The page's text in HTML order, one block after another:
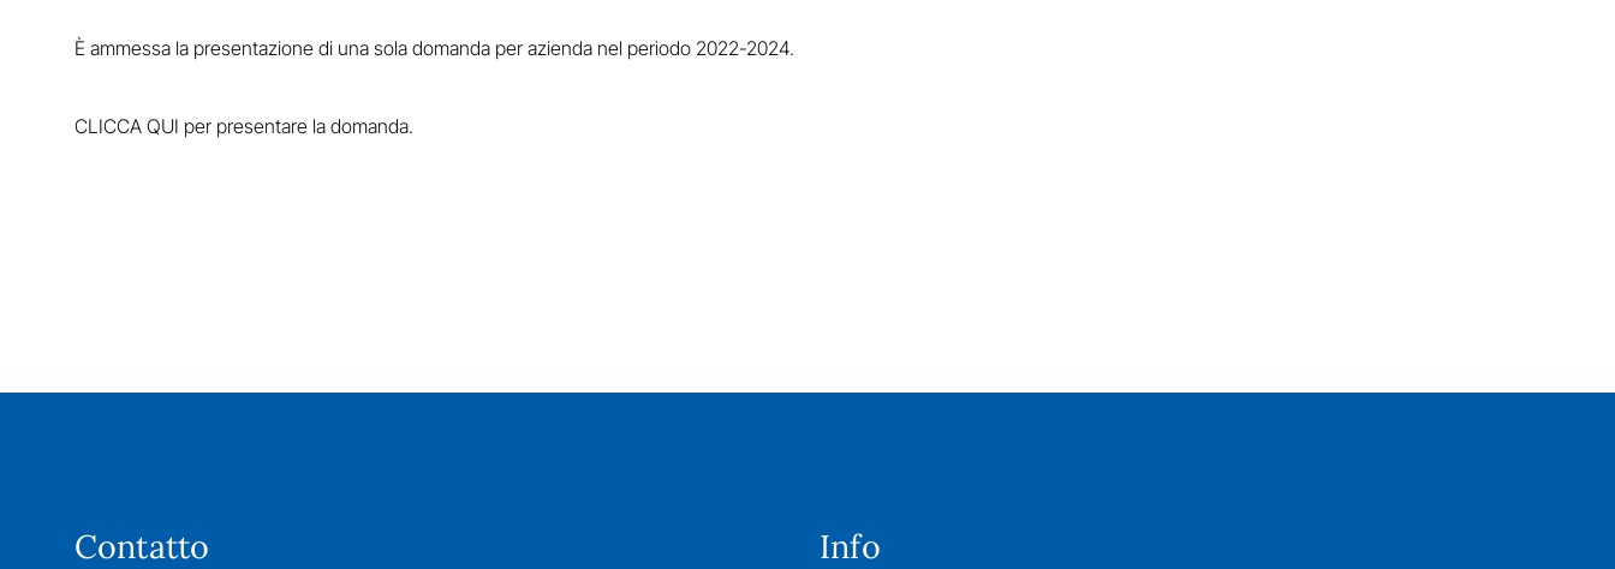
È ammessa la presentazione di una sola domanda per azienda nel periodo 2022-2024.
CLICCA QUI per presentare la domanda.
Contatto Info